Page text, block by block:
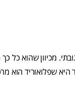
מכיוון שהוא כל כך
שפלואוריד הוא